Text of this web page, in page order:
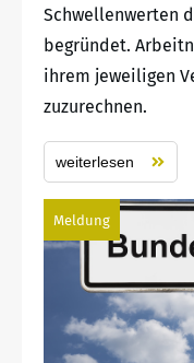
Schwellenwerten
begründet.
ihrem jeweiligen
zuzurechnen.
weiterlesen
Meldung